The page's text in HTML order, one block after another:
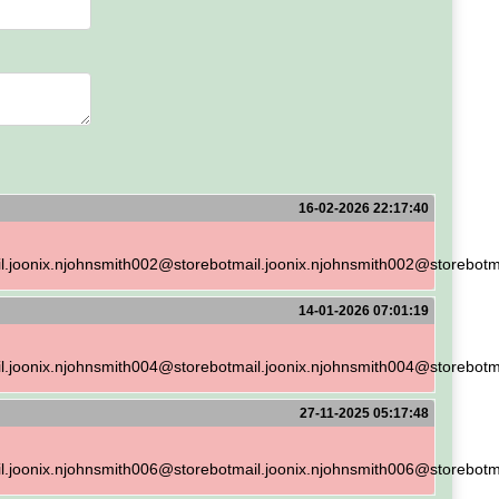
16-02-2026 22:17:40
14-01-2026 07:01:19
27-11-2025 05:17:48